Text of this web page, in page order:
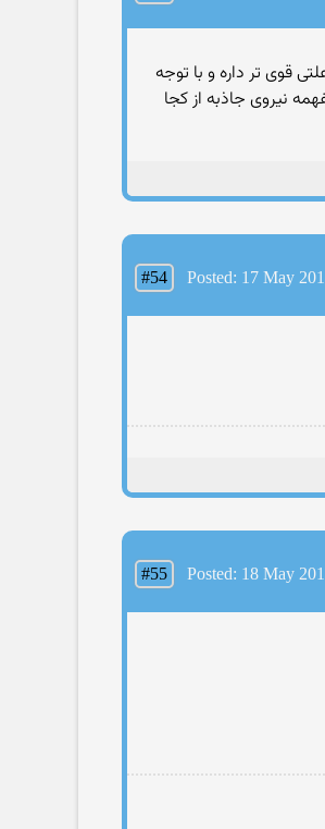
قوی تر داره و با توجه
نیروی جاذبه از کجا
#54 Posted: 17 May
#55 Posted: 18 May